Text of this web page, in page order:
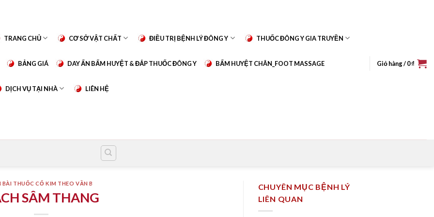
TRANG CHỦ CƠ SỞ VẬT CHẤT ĐIỀU TRỊ BỆNH LÝ ĐÔNG Y THUỐC ĐÔNG Y GIA TRUYỀN
BẢNG GIÁ DAY ẤN BẤM HUYỆT & ĐẮP THUỐC ĐÔNG Y BẤM HUYỆT CHÂN_FOOT MASSAGE
DỊCH VỤ TẠI NHÀ LIÊN HỆ
Giỏ hàng /0₫
BÀI THUỐC CỔ KIM THEO VẦN B
SÂM THANG
CHUYÊN MỤC BỆNH LÝ
LIÊN QUAN